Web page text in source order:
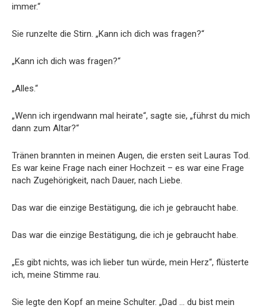
immer.“
Sie runzelte die Stirn. „Kann ich dich was fragen?“
„Kann ich dich was fragen?“
„Alles.“
„Wenn ich irgendwann mal heirate“, sagte sie, „führst du mich
dann zum Altar?“
Tränen brannten in meinen Augen, die ersten seit Lauras Tod.
Es war keine Frage nach einer Hochzeit – es war eine Frage
nach Zugehörigkeit, nach Dauer, nach Liebe.
Das war die einzige Bestätigung, die ich je gebraucht habe.
Das war die einzige Bestätigung, die ich je gebraucht habe.
„Es gibt nichts, was ich lieber tun würde, mein Herz“, flüsterte
ich, meine Stimme rau.
Sie legte den Kopf an meine Schulter. „Dad … du bist mein